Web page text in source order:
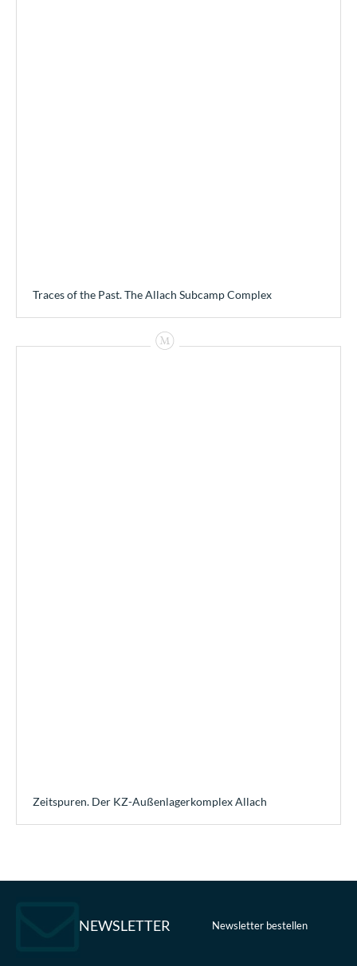
Traces of the Past. The Allach Subcamp Complex
Zeitspuren. Der KZ-Außenlagerkomplex Allach
NEWSLETTER Newsletter bestellen